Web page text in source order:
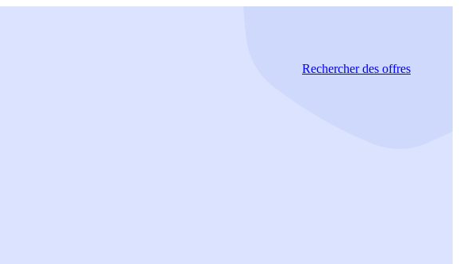
Rechercherdes offres